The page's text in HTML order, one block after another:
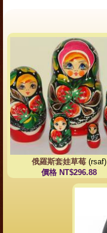
俄羅斯套娃草莓(rsaf)
價格 NT$296.88